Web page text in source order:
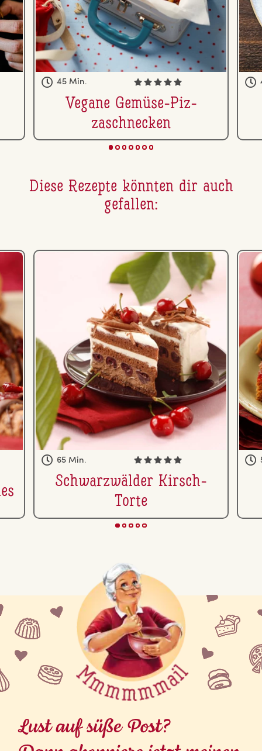
45 Min.
Vegane Gemüse-Piz­
zaschne­cken
Diese Rezepte könnten dir auch
gefallen:
65 Min.
Schwarz­wäl­der Kirsch-
Torte